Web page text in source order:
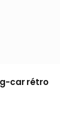
car rétro